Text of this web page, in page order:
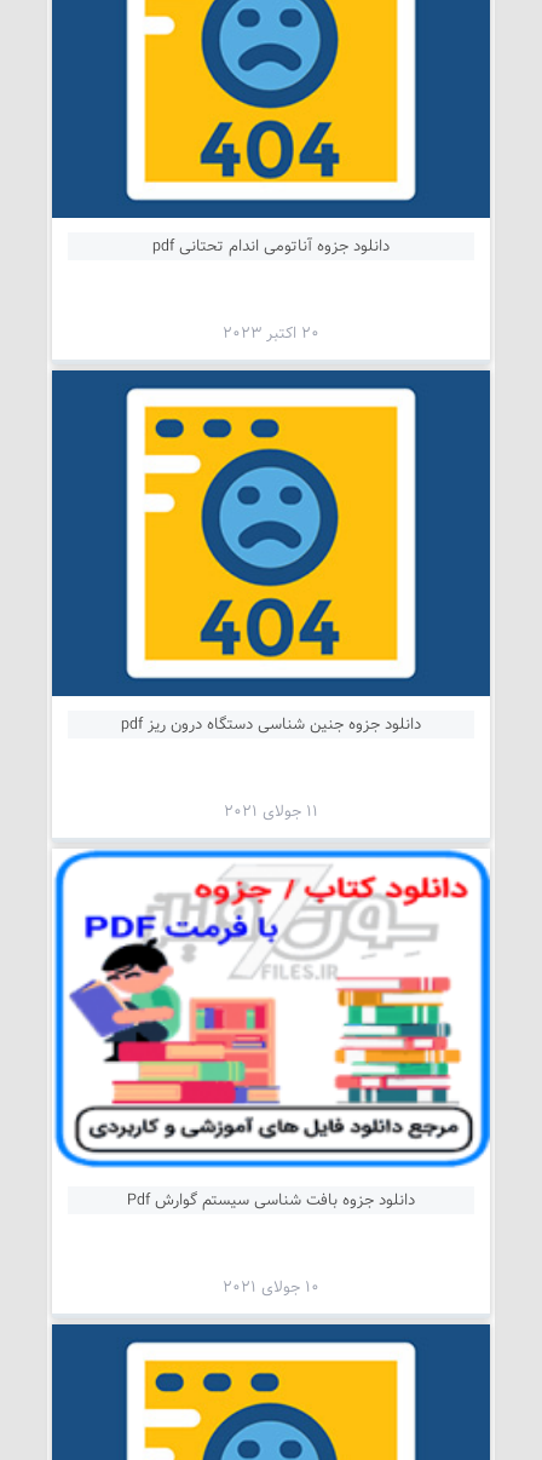
دانلود جزوه آناتومی اندام تحتانی pdf
20 اکتبر 2023
دانلود جزوه جنین شناسی دستگاه درون ریز pdf
11 جولای 2021
دانلود جزوه بافت شناسی سیستم گوارش Pdf
10 جولای 2021